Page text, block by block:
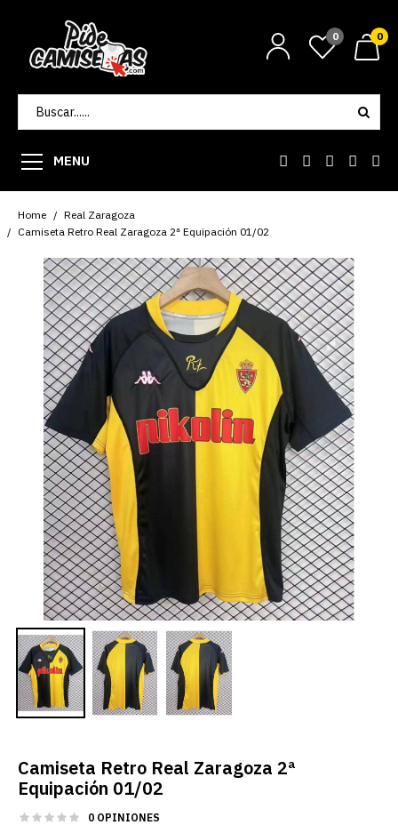
0 0
MENU
Home
Real Zaragoza
Camiseta Retro Real Zaragoza 2ª Equipación 01/02
Camiseta Retro Real Zaragoza 2ª
Equipación 01/02
0 OPINIONES